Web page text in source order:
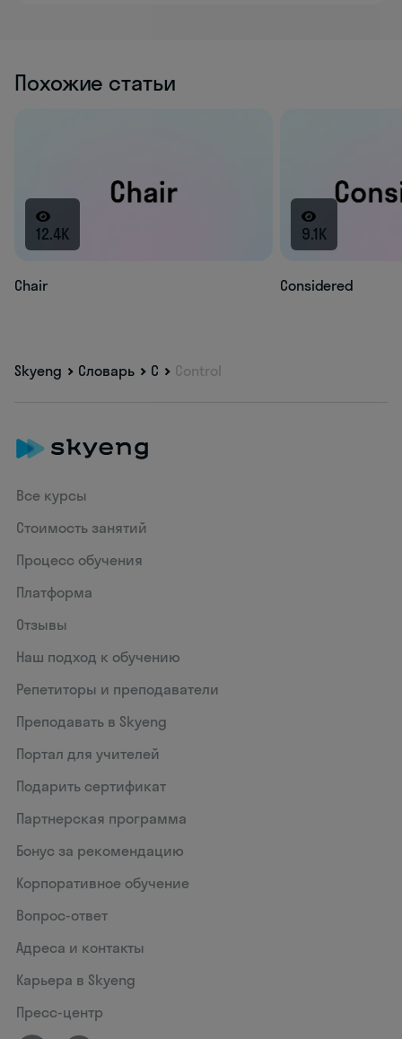
Похожие статьи
12.4K
Chair
9.1K
Considered
Skyeng Словарь C Control
Все курсы
Стоимость занятий
Процесс обучения
Платформа
Отзывы
Наш подход к обучению
Репетиторы и преподаватели
Преподавать в Skyeng
Портал для учителей
Подарить сертификат
Партнерская программа
Бонус за рекомендацию
Корпоративное обучение
Вопрос-ответ
Адреса и контакты
Карьера в Skyeng
Пресс-центр